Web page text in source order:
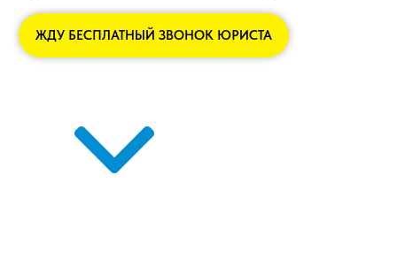
ЖДУ БЕСПЛАТНЫЙ ЗВОНОК ЮРИСТА